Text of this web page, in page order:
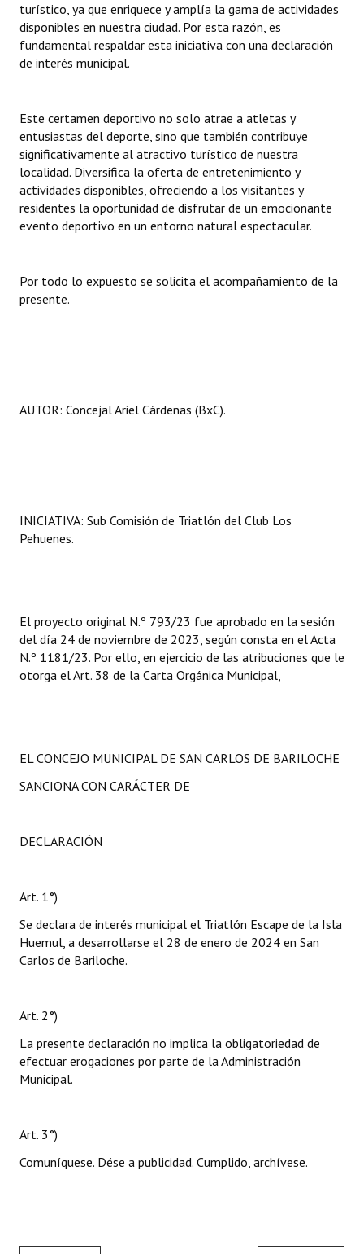
turístico, ya que enriquece y amplía la gama de actividades
disponibles en nuestra ciudad. Por esta razón, es
fundamental respaldar esta iniciativa con una declaración
de interés municipal.
Este certamen deportivo no solo atrae a atletas y
entusiastas del deporte, sino que también contribuye
significativamente al atractivo turístico de nuestra
localidad. Diversifica la oferta de entretenimiento y
actividades disponibles, ofreciendo a los visitantes y
residentes la oportunidad de disfrutar de un emocionante
evento deportivo en un entorno natural espectacular.
Por todo lo expuesto se solicita el acompañamiento de la
presente.
AUTOR: Concejal Ariel Cárdenas (BxC).
INICIATIVA: Sub Comisión de Triatlón del Club Los
Pehuenes.
El proyecto original N.º 793/23 fue aprobado en la sesión
del día 24 de noviembre de 2023, según consta en el Acta
N.º 1181/23. Por ello, en ejercicio de las atribuciones que le
otorga el Art. 38 de la Carta Orgánica Municipal,
EL CONCEJO MUNICIPAL DE SAN CARLOS DE BARILOCHE
SANCIONA CON CARÁCTER DE
DECLARACIÓN
Art. 1°)
Se declara de interés municipal el Triatlón Escape de la Isla
Huemul, a desarrollarse el 28 de enero de 2024 en San
Carlos de Bariloche.
Art. 2°)
La presente declaración no implica la obligatoriedad de
efectuar erogaciones por parte de la Administración
Municipal.
Art. 3°)
Comuníquese. Dése a publicidad. Cumplido, archívese.